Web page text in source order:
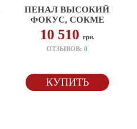
ПЕНАЛ ВЫСОКИЙ
ФОКУС, СОКМЕ
10 510 грн.
ОТЗЫВОВ:0
КУПИТЬ